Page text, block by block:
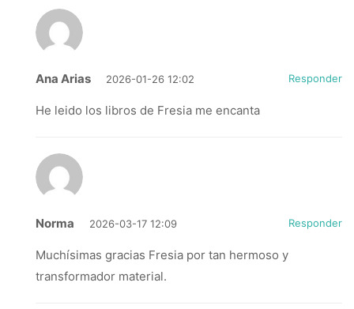
Ana Arias 2026-01-26 12:02 Responder
He leido los libros de Fresia me encanta
Norma 2026-03-17 12:09 Responder
Muchísimas gracias Fresia por tan hermoso y
transformador material.